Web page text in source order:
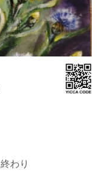
終わり